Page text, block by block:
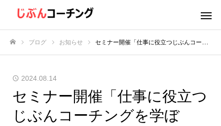
ブログ お知らせ セミナー開催「仕事に役立つじぶんコーチングを学ぼう！」
2024.08.14
セミナー開催「仕事に役立つ
じぶんコーチングを学ぼ